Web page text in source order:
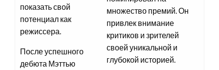
показать свой
потенциал как
режиссера.
После успешного
дебюта Мэттью
множество премий. Он
привлек внимание
критиков и зрителей
своей уникальной и
глубокой историей.